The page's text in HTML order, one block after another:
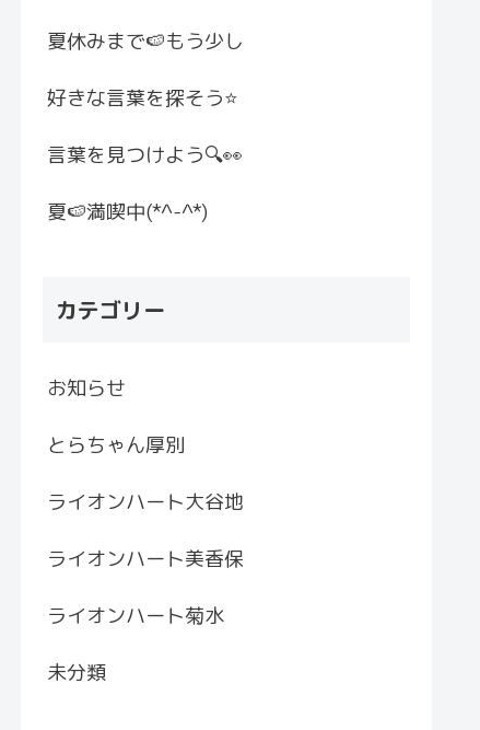
夏休みまで🍉もう少し
好きな言葉を探そう⭐
言葉を見つけよう🔍👀
夏🍉満喫中(*^-^*)
カテゴリー
お知らせ
とらちゃん厚別
ライオンハート大谷地
ライオンハート美香保
ライオンハート菊水
未分類